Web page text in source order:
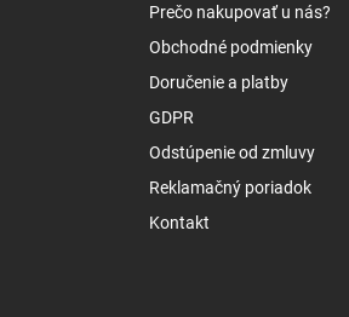
Prečo nakupovať u nás?
Obchodné podmienky
Doručenie a platby
GDPR
Odstúpenie od zmluvy
Reklamačný poriadok
Kontakt